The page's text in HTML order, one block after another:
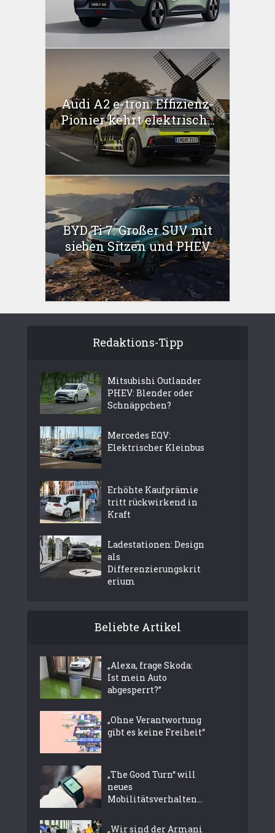
Audi A2 e-tron: Effizienz-
Pionier kehrt elektrisch...
BYD Ti 7: Großer SUV mit
sieben Sitzen und PHEV
Redaktions-Tipp
Mitsubishi Outlander
PHEV: Blender oder
Schnäppchen?
Mercedes EQV:
Elektrischer Kleinbus
Erhöhte Kaufprämie
tritt rückwirkend in
Kraft
Ladestationen: Design
als
Differenzierungskrit
erium
Beliebte Artikel
„Alexa, frage Skoda:
Ist mein Auto
abgesperrt?”
„Ohne Verantwortung
gibt es keine Freiheit“
„The Good Turn“ will
neues
Mobilitätsverhalten...
„Wir sind der Armani